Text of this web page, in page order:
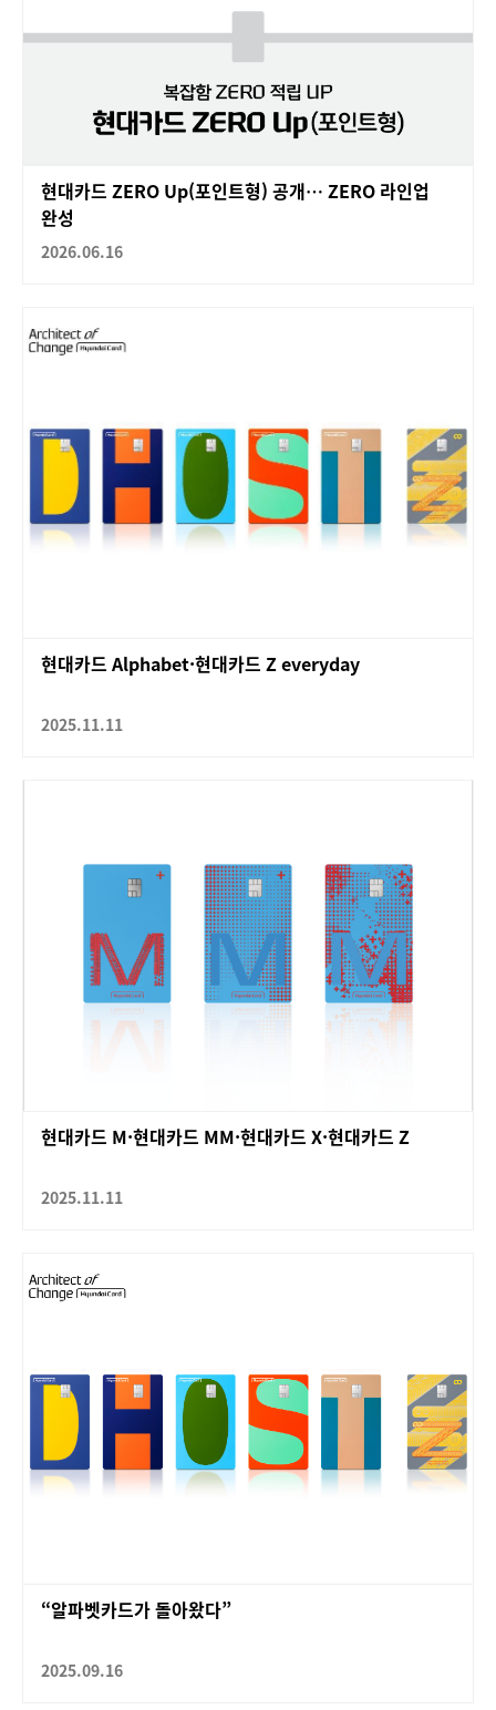
현대카드 ZERO Up(포인트형) 공개… ZERO 라인업
완성
2026.06.16
현대카드 Alphabet·현대카드 Z everyday
2025.11.11
현대카드 M·현대카드 MM·현대카드 X·현대카드 Z
2025.11.11
“알파벳카드가 돌아왔다”
2025.09.16